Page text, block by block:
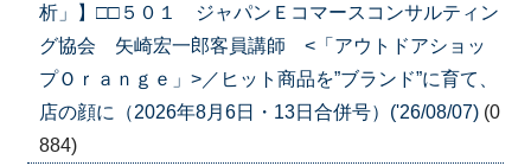
析」】□□５０１ ジャパンＥコマースコンサルティン
グ協会 矢崎宏一郎客員講師 <「アウトドアショッ
プＯｒａｎｇｅ」>／ヒット商品を”ブランド”に育て、
店の顔に（2026年8月6日・13日合併号）('26/08/07) (0
884)